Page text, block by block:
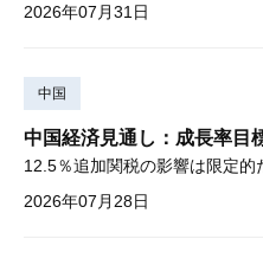
2026年07月31日
中国
中国経済見通し：成長率目
12.5％追加関税の影響は限定的
2026年07月28日